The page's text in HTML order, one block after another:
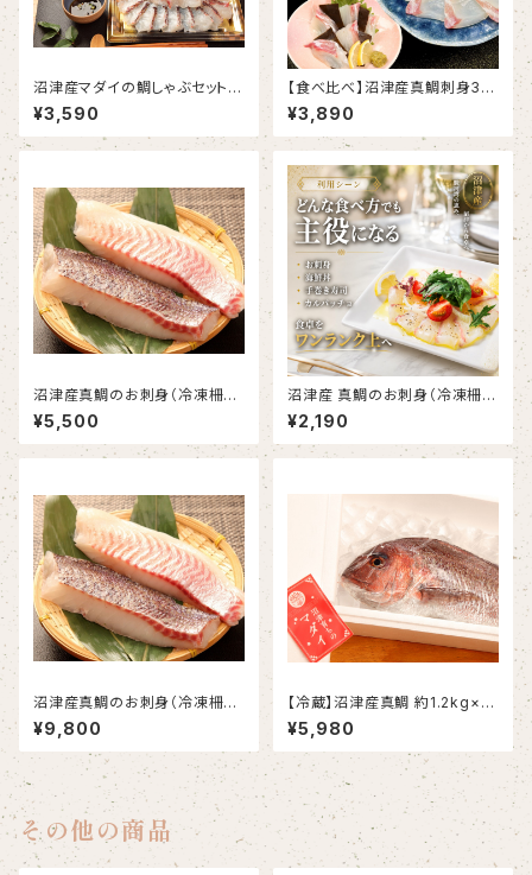
沼津産マダイの鯛しゃぶセット
鯛だし付き(メッセージカード・の
し対応可能)
¥3,590
【食べ比べ】沼津産真鯛刺身3種
セット（さしみ130g、昆布締め6
0g×2、スモーク60g×2）
¥3,890
沼津産真鯛のお刺身（冷凍柵）
約130g×5袋
¥5,500
沼津産 真鯛のお刺身（冷凍柵）
約130g×2袋
¥2,190
沼津産真鯛のお刺身（冷凍柵）
約130g×10袋
¥9,800
【冷蔵】沼津産真鯛 約1.2kg×2
尾（ウロコ・内臓・エラ処理済み）
¥5,980
その他の商品